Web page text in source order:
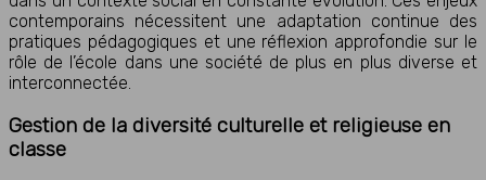
contemporains nécessitent une adaptation continue des
pratiques pédagogiques et une réflexion approfondie sur le
rôle de l’école dans une société de plus en plus diverse et
interconnectée.
Gestion de la diversité culturelle et religieuse en
classe